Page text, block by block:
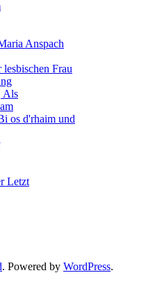
Anspach
Frau
Als
os d'rhaim und
Letzt
. Powered by WordPress.